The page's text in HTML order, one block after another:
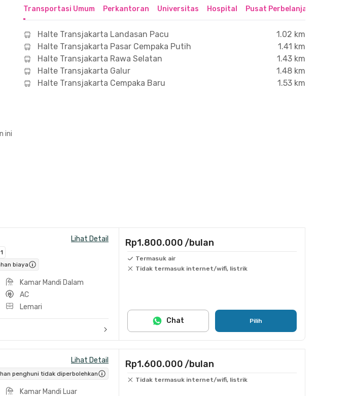
Transportasi Umum Perkantoran Universitas Hospital Pusat Perbelanjaan &
Halte Transjakarta Landasan Pacu
1.02 km
Halte Transjakarta Pasar Cempaka Putih
1.41 km
Halte Transjakarta Rawa Selatan
1.43 km
Halte Transjakarta Galur
1.48 km
Halte Transjakarta Cempaka Baru
1.53 km
ini
Lihat Detail
biaya
Kamar Mandi Dalam
AC
Lemari
Rp1.800.000 /bulan
Termasuk air
Tidak termasuk internet/wifi, listrik
Pilih
Chat
Lihat Detail
penghuni tidak diperbolehkan
Kamar Mandi Luar
Rp1.600.000 /bulan
Tidak termasuk internet/wifi, listrik